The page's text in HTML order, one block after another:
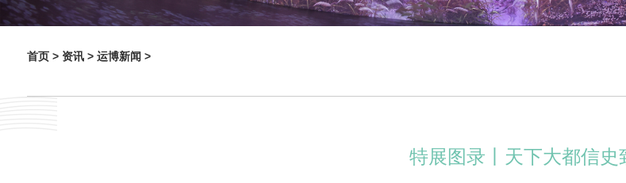
首页 > 资讯 > 运博新闻 >
特展图录丨天下大都信史